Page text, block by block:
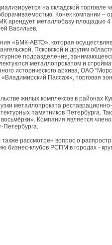
на складской
Конек компании –
арендует металлобазу площадью
Васильев.
«БМК-АВТО», которая
Псковской и другим
подразделение,
металлопрокатом и
исторического архива, ОАО
Пассаж», торговая
жилых комплексов в районах
металлопроката
памятников Петербурга.
Компания является
Петербурга.
рассмотрен вопрос о
бизнес-клубов РСПМ в городах -